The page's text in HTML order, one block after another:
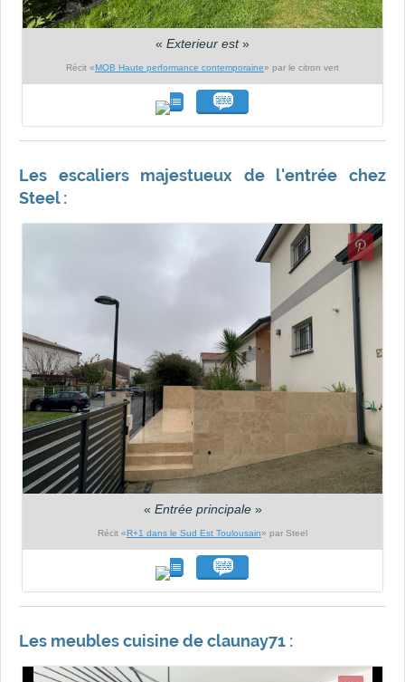
« Exterieur est»
Récit «MOB Haute performance contemporaine» par le citron vert
Les escaliers majestueux de l'entrée chez
Steel :
« Entrée principale»
Récit «R+1 dans le Sud Est Toulousain» par Steel
Les meubles cuisine de claunay71 :